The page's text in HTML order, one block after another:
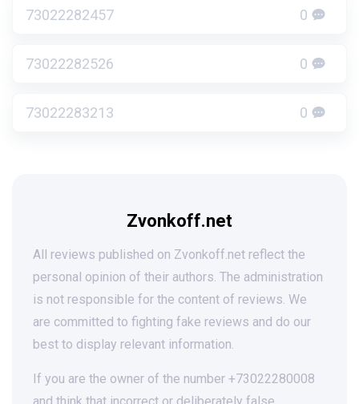
73022282457 0
73022282526 0
73022283213 0
Zvonkoff.net
All reviews published on Zvonkoff.net reflect the
personal opinion of their authors. The administration
is not responsible for the content of reviews. We
are committed to fighting fake reviews and do our
best to display relevant information.
If you are the owner of the number +73022280008